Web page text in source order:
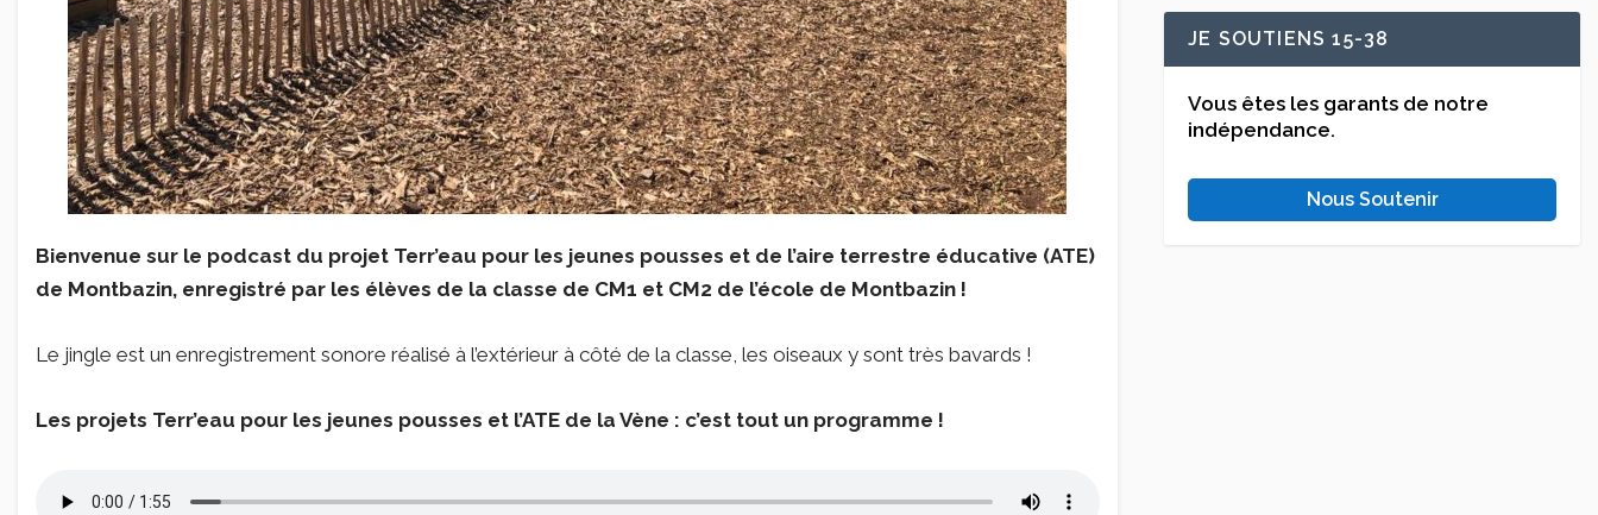
Bienvenue sur le podcast du projet Terr’eau pour les jeunes pousses et de l’aire terrestre éducative (ATE)
de Montbazin, enregistré par les élèves de la classe de CM1 et CM2 de l’école de Montbazin !
Le jingle est un enregistrement sonore réalisé à l’extérieur à côté de la classe, les oiseaux y sont très bavards !
Les projets Terr’eau pour les jeunes pousses et l’ATE de la Vène : c’est tout un programme !
JE SOUTIENS 15-38
Vous êtes les garants de notre
indépendance.
Nous Soutenir